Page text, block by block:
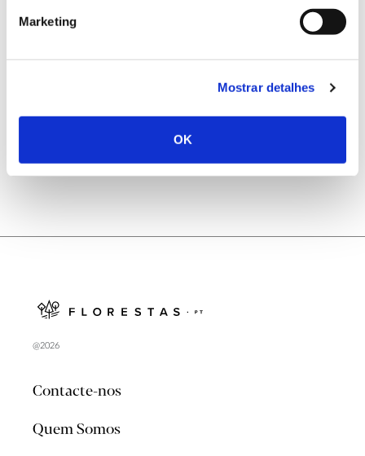
Marketing
Mostrar detalhes
OK
Natureza e florestas procuram jovens voluntários
@2026
Contacte-nos
Quem Somos